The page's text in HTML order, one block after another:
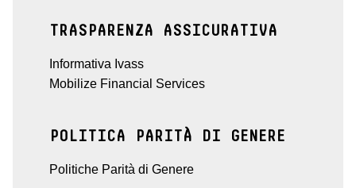
TRASPARENZA ASSICURATIVA
Informativa Ivass
Mobilize Financial Services
POLITICA PARITÀ DI GENERE
Politiche Parità di Genere